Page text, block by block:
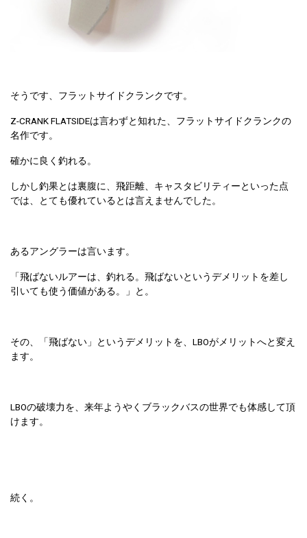
そうです、フラットサイドクランクです。
Z-CRANK FLATSIDEは言わずと知れた、フラットサイドクランクの
名作です。
確かに良く釣れる。
しかし釣果とは裏腹に、飛距離、キャスタビリティーといった点
では、とても優れているとは言えませんでした。
あるアングラーは言います。
「飛ばないルアーは、釣れる。飛ばないというデメリットを差し
引いても使う価値がある。」と。
その、「飛ばない」というデメリットを、LBOがメリットへと変え
ます。
LBOの破壊力を、来年ようやくブラックバスの世界でも体感して頂
けます。
続く。